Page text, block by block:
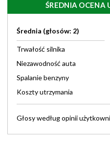
ŚREDNIA
Średnia (głosów: 2)
Trwałość silnika
Niezawodność auta
Spalanie benzyny
Koszty utrzymania
Głosy wedługopinii